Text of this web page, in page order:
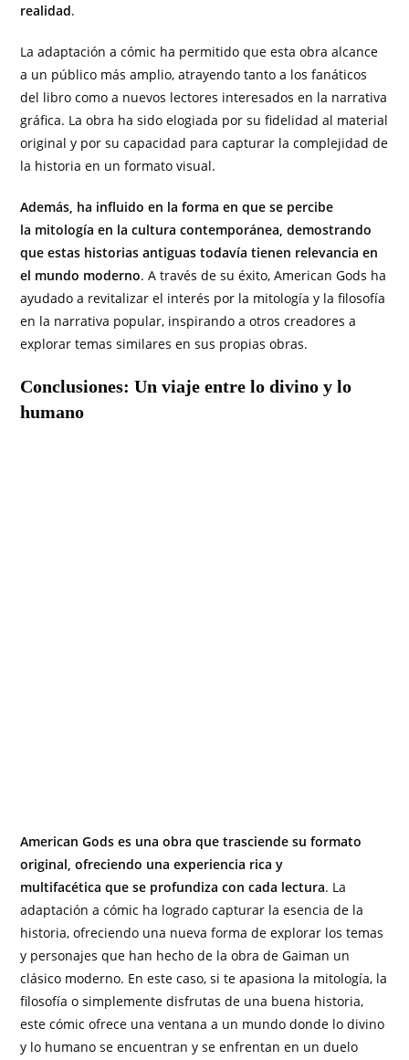
realidad.
La adaptación a cómic ha permitido que esta obra alcance
a un público más amplio, atrayendo tanto a los fanáticos
del libro como a nuevos lectores interesados en la narrativa
gráfica. La obra ha sido elogiada por su fidelidad al material
original y por su capacidad para capturar la complejidad de
la historia en un formato visual.
Además, ha influido en la forma en que se percibe
la mitología en la cultura contemporánea, demostrando
que estas historias antiguas todavía tienen relevancia en
el mundo moderno. A través de su éxito, American Gods ha
ayudado a revitalizar el interés por la mitología y la filosofía
en la narrativa popular, inspirando a otros creadores a
explorar temas similares en sus propias obras.
Conclusiones: Un viaje entre lo divino y lo
humano
American Gods es una obra que trasciende su formato
original, ofreciendo una experiencia rica y
multifacética que se profundiza con cada lectura. La
adaptación a cómic ha logrado capturar la esencia de la
historia, ofreciendo una nueva forma de explorar los temas
y personajes que han hecho de la obra de Gaiman un
clásico moderno. En este caso, si te apasiona la mitología, la
filosofía o simplemente disfrutas de una buena historia,
este cómic ofrece una ventana a un mundo donde lo divino
y lo humano se encuentran y se enfrentan en un duelo